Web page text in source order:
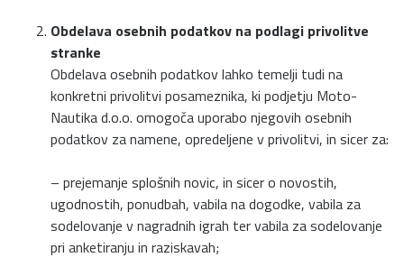
Obdelava osebnih podatkov na podlagi privolitve
stranke
Obdelava osebnih podatkov lahko temelji tudi na
konkretni privolitvi posameznika, ki podjetju Moto-
Nautika d.o.o. omogoča uporabo njegovih osebnih
podatkov za namene, opredeljene v privolitvi, in sicer za:
– prejemanje splošnih novic, in sicer o novostih,
ugodnostih, ponudbah, vabila na dogodke, vabila za
sodelovanje v nagradnih igrah ter vabila za sodelovanje
pri anketiranju in raziskavah;